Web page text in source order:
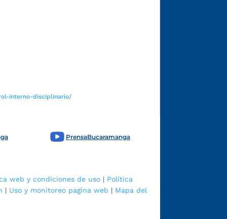
interno-disciplinario/
PrensaBucaramanga
web y condiciones de uso | Política
| Uso y monitoreo pagina web | Mapa del